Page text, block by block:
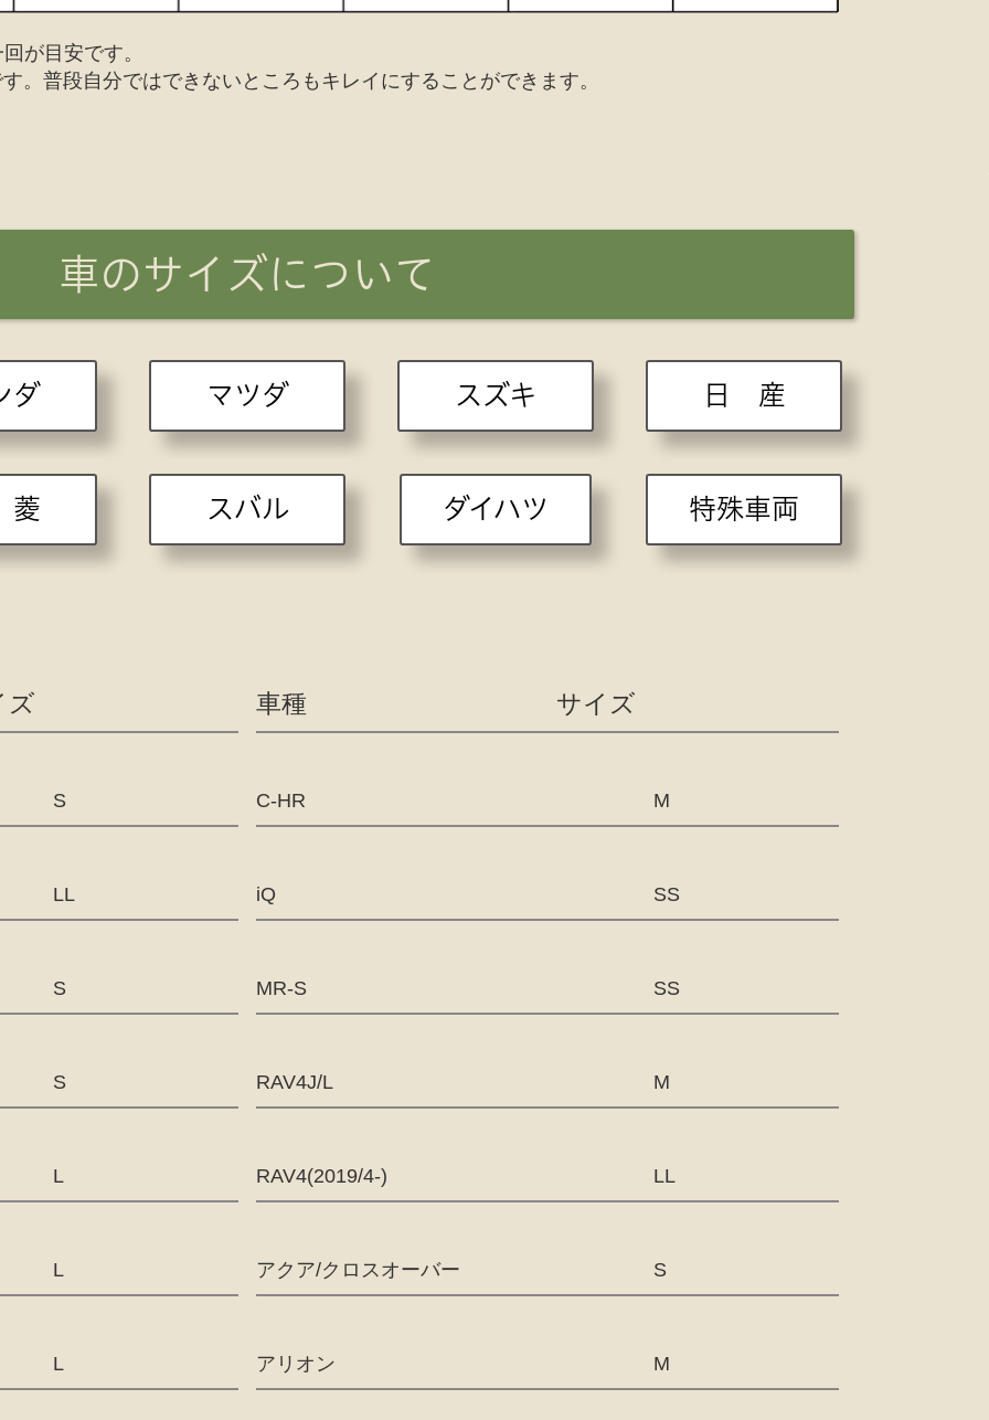
が目安です。
。普段自分ではできないところもキレイにすることができます。
車のサイズについて
ダ マツダ
スバル
スズキ
ダイハツ
日 産
特殊車両
ズ サイズ
車種
S M
C-HR
LL SS
iQ
S SS
MR-S
S M
RAV4J/L
L LL
RAV4(2019/4-)
L S
アクア/クロスオーバー
L M
アリオン